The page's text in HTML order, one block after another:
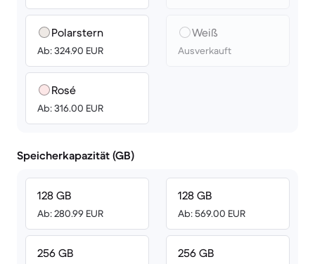
Polarstern
Ab: 324.90 EUR
Rosé
Ab: 316.00 EUR
Weiß
Ausverkauft
Speicherkapazität (GB)
128 GB
Ab: 280.99 EUR
256 GB
128 GB
Ab: 569.00 EUR
256 GB